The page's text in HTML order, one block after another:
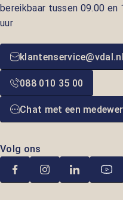
bereikbaar tussen 09.00 en
uur
klantenservice@vdal.nl
088 010 35 00
Chat met een
Volg ons